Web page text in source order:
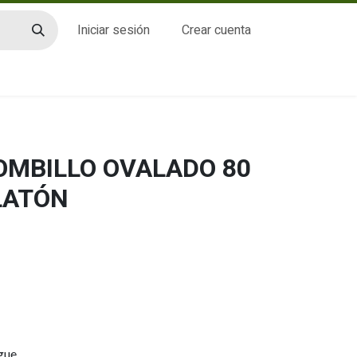
Iniciar sesión Crear cuenta
OVALADO 80